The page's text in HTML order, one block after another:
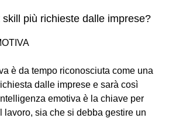
più richieste dalle imprese?
è da tempo riconosciuta come una
dalle imprese e sarà così
emotiva è la chiave per
lavoro, sia che si debba gestire un